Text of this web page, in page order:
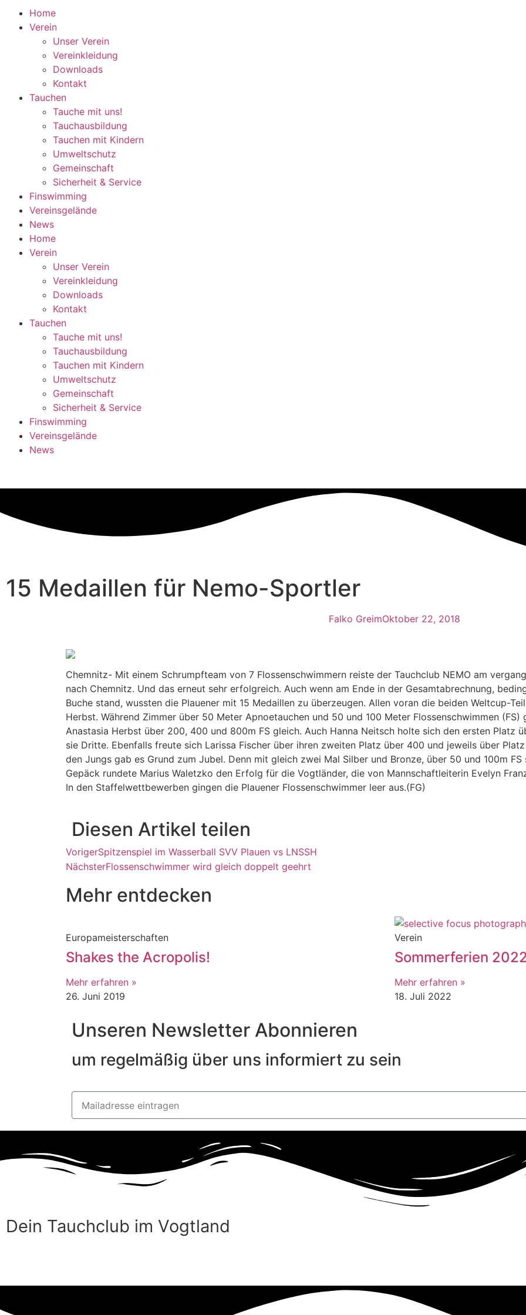
Home
Verein
Unser Verein
Vereinkleidung
Downloads
Kontakt
Tauchen
Tauche mit uns!
Tauchausbildung
Tauchen mit Kindern
Umweltschutz
Gemeinschaft
Sicherheit & Service
Finswimming
Vereinsgelände
News
Home
Verein
Unser Verein
Vereinkleidung
Downloads
Kontakt
Tauchen
Tauche mit uns!
Tauchausbildung
Tauchen mit Kindern
Umweltschutz
Gemeinschaft
Sicherheit & Service
Finswimming
Vereinsgelände
News
15 Medaillen für Nemo-Sportler
Falko GreimOktober 22, 2018
Chemnitz- Mit einem Schrumpfteam von 7 Flossenschwimmern reiste der Tauchclub NEMO am
nach Chemnitz. Und das erneut sehr erfolgreich. Auch wenn am Ende in der Gesamtabrechnung,
Buche stand, wussten die Plauener mit 15 Medaillen zu überzeugen. Allen voran die beiden Weltcup-
Herbst. Während Zimmer über 50 Meter Apnoetauchen und 50 und 100 Meter Flossenschwimmen
Anastasia Herbst über 200, 400 und 800m FS gleich. Auch Hanna Neitsch holte sich den ersten Platz
sie Dritte. Ebenfalls freute sich Larissa Fischer über ihren zweiten Platz über 400 und jeweils über
den Jungs gab es Grund zum Jubel. Denn mit gleich zwei Mal Silber und Bronze, über 50 und 100m
Gepäck rundete Marius Waletzko den Erfolg für die Vogtländer, die von Mannschaftleiterin Evelyn
In den Staffelwettbewerben gingen die Plauener Flossenschwimmer leer aus.(FG)
Diesen Artikel teilen
VorigerSpitzenspiel im Wasserball SVV Plauen vs LNSSH
NächsterFlossenschwimmer wird gleich doppelt geehrt
Mehr entdecken
Europameisterschaften
Shakes the Acropolis!
Mehr erfahren »
26. Juni 2019
Verein
Sommerferien
Mehr erfahren »
18. Juli 2022
Unseren Newsletter Abonnieren
um regelmäßig über uns informiert zu sein
Dein Tauchclub im Vogtland